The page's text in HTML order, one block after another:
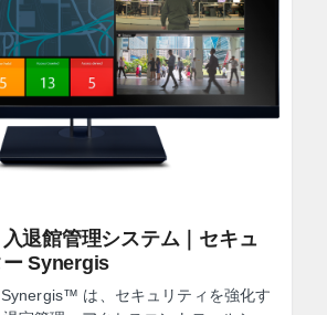
退館管理システム｜セキュ
ー Synergis
は、セキュリティを強化す